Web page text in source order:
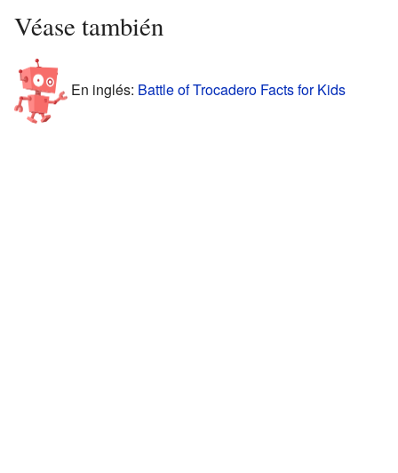
Véase también
En inglés: Battle of Trocadero Facts for Kids